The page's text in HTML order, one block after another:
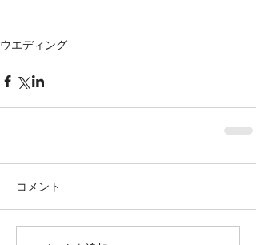
株式会社SOWAKA 採用情報
ウエディング
コメント